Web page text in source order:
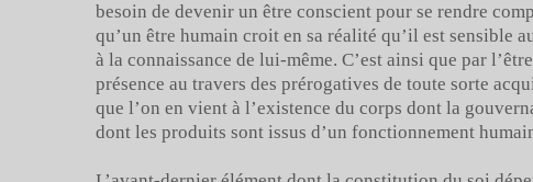
besoin de devenir un être conscient pour se rendre
qu’un être humain croit en sa réalité qu’il est sensible
à la connaissance de lui-même. C’est ainsi que par
présence au travers des prérogatives de toute sorte
que l’on en vient à l’existence du corps dont la
dont les produits sont issus d’un fonctionnement